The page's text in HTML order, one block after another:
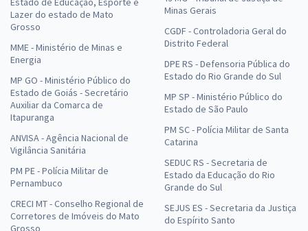
Lazer do estado de Mato
Grosso
MME - Ministério de Minas e
Energia
MP GO - Ministério Público do
Estado de Goiás - Secretário
Auxiliar da Comarca de
Itapuranga
ANVISA - Agência Nacional de
Vigilância Sanitária
PM PE - Polícia Militar de
Pernambuco
CRECI MT - Conselho Regional de
Corretores de Imóveis do Mato
Grosso
Minas Gerais
CGDF - Controladoria Geral do
Distrito Federal
DPE RS - Defensoria Pública do
Estado do Rio Grande do Sul
MP SP - Ministério Público do
Estado de São Paulo
PM SC - Polícia Militar de Santa
Catarina
SEDUC RS - Secretaria de
Estado da Educação do Rio
Grande do Sul
SEJUS ES - Secretaria da Justiça
do Espírito Santo